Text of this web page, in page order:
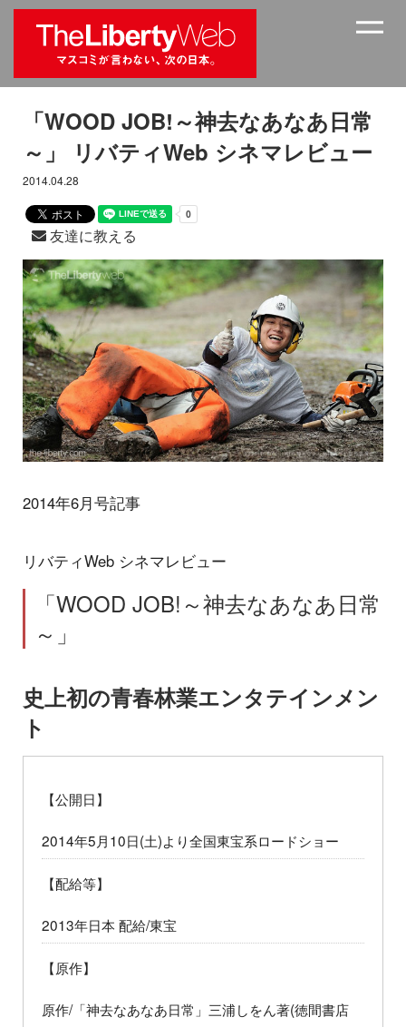
「WOOD JOB!～神去なあなあ日常
～」 リバティWeb シネマレビュー
2014.04.28
友達に教える
2014年6月号記事
リバティWeb シネマレビュー
「WOOD JOB!～神去なあなあ日常
～」
史上初の青春林業エンタテインメン
ト
【公開日】
2014年5月10日(土)より全国東宝系ロードショー
【配給等】
2013年日本 配給/東宝
【原作】
原作/「神去なあなあ日常」三浦しをん著(徳間書店